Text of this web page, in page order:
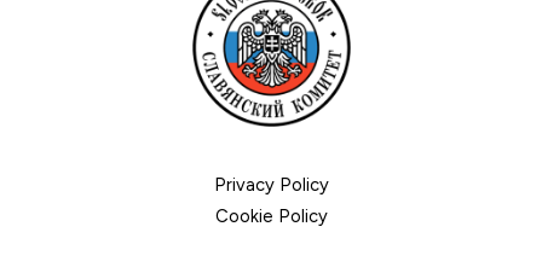
Privacy Policy
Cookie Policy